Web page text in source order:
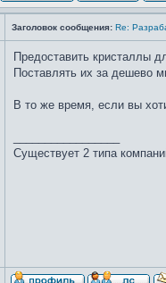
Заголовок сообщения: Re:
Предоставить кристаллы
Поставлять их за дешево
В то же время, если вы
Существует 2 типа